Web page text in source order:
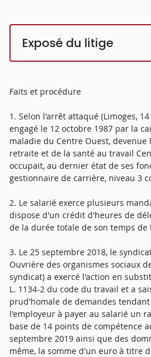
Exposé du litige
Faits et procédure
1. Selon l'arrêt attaqué (Limoges,
engagé le 12 octobre 1987 par la
maladie du Centre Ouest, devenue
retraite et de la santé au travail
occupait, au dernier état de ses
gestionnaire de carrière, niveau 3
2. Le salarié exerce plusieurs
dispose d'un crédit d'heures de
de la durée totale de son temps de
3. Le 25 septembre 2018, le
Ouvrière des organismes sociaux
syndicat) a exercé l'action en
L. 1134-2 du code du travail et a
prud'homale de demandes
l'employeur à payer au salarié un
base de 14 points de compétence
septembre 2019 ainsi que des
même, la somme d'un euro à titre